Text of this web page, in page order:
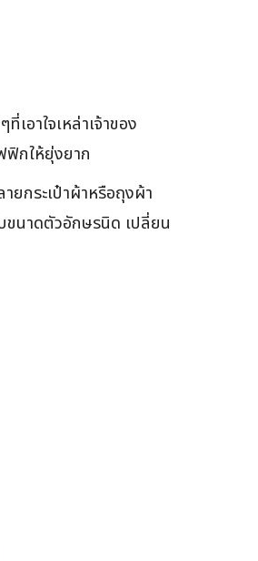
เอาใจเหล่าเจ้าของ
ฟิกให้ยุ่งยาก
ยกระเป๋าผ้าหรือถุงผ้า
ขนาดตัวอักษรนิด เปลี่ยน